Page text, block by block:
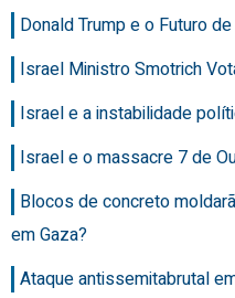
Donald Trump e o Futuro
Israel Ministro Smotrich
Israel e a instabilidade
Israel e o massacre 7 de
Blocos de concreto
em Gaza?
Ataque antissemitabrutal